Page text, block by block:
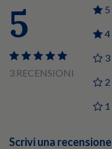
5
3 RECENSIONI
5
4
3
2
1
Scrivi una recensione